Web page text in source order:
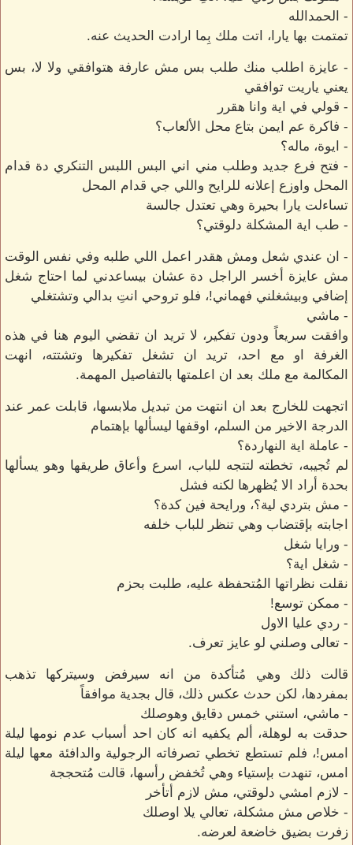
- الحمدالله
تمتمت بها يارا، اتت ملك بِما ارادت الحديث عنه.
- عايزة اطلب منك طلب بس مش عارفة هتوافقي ولا لا، بس
يعني ياريت توافقي
- قولي في اية وانا هقرر
- فاكرة عم ايمن بتاع محل الألعاب؟
- ايوة، ماله؟
- فتح فرع جديد وطلب مني اني البس اللبس التنكري دة قدام
المحل واوزع إعلانه للرايح واللي جي قدام المحل
تساءلت يارا بحيرة وهي تعتدل جالسة
- طب اية المشكلة دلوقتي؟
- ان عندي شعل ومش هقدر اعمل اللي طلبه وفي نفس الوقت
مش عايزة أخسر الراجل دة عشان بيساعدني لما احتاج شغل
إضافي وبيشغلني فهماني!، فلو تروحي انتِ بدالي وتشتغلي
- ماشي
وافقت سريعاً ودون تفكير، لا تريد ان تقضي اليوم هنا في هذه
الغرفة او مع احد، تريد ان تشغل تفكيرها وتشتته، انهت
المكالمة مع ملك بعد ان اعلمتها بالتفاصيل المهمة.
اتجهت للخارج بعد ان انتهت من تبديل ملابسها، قابلت عمر عند
الدرجة الاخير من السلم، اوقفها ليسألها بإهتمام
- عاملة اية النهاردة؟
لم تُجيبه، تخطته لتتجه للباب، اسرع وأعاق طريقها وهو يسألها
بحدة أراد الا يُظهرها لكنه فشل
- مش بتردي لية؟، ورايحة فين كدة؟
اجابته بإقتضاب وهي تنظر للباب خلفه
- ورايا شغل
- شغل اية؟
نقلت نظراتها المُتحفظة عليه، طلبت بحزم
- ممكن توسع!
- ردي عليا الاول
- تعالى وصلني لو عايز تعرف.
قالت ذلك وهي مُتأكدة من انه سيرفض وسيتركها تذهب
بمفردها، لكن حدث عكس ذلك، قال بجدية موافقاً
- ماشي، استني خمس دقايق وهوصلك
حدقت به لوهلة، ألم يكفيه انه كان احد أسباب عدم نومها ليلة
امس!، فلم تستطع تخطي تصرفاته الرجولية والدافئة معها ليلة
امس، تنهدت بإستياء وهي تُخفض رأسها، قالت مُتحججة
- لازم امشي دلوقتي، مش لازم أتأخر
- خلاص مش مشكلة، تعالي يلا اوصلك
زفرت بضيق خاضعة لعرضه.